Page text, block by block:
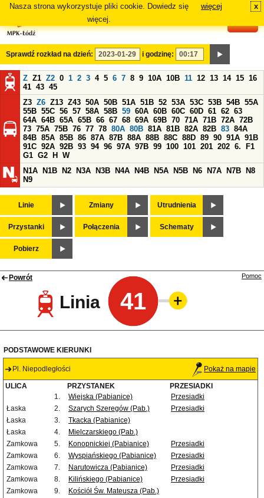
Nasza strona wykorzystuje pliki cookie. Dowiedz się
więcej.
więcej x
Sprawdź rozkład na dzień: i godzinę:
Z Z1 Z2 0 1 2 3 4 5 6 7 8 9 10A 10B 11 12 13 14 15 16
41 43 45
Z3 Z6 Z13 Z43 50A 50B 51A 51B 52 53A 53C 53B 54B 55A
55B 55C 56 57 58A 58B 59 60A 60B 60C 60D 61 62 63
64A 64B 65A 65B 66 67 68 69A 69B 70 71A 71B 72A 72B
73 75A 75B 76 77 78 80A 80B 81A 81B 82A 82B 83 84A
84B 85A 85B 86 87A 87B 88A 88B 88C 88D 89 90 91A 91B
91C 92A 92B 93 94 96 97A 97B 99 100 101 201 202 6.
F1
G1 G2 H
W
N1A
N1B N2 N3A N3B N4A N4B N5A N5B N6 N7A N7B
N8
N9
Linie Zmiany Utrudnienia
Przystanki Połączenia Schematy
Pobierz
Powrót
Linia 41
Pomoc
PODSTAWOWE KIERUNKI
Pl. Niepodległości Pokaż na mapie
ULICA PRZYSTANEK
PRZESIADKI
1.
Wiejska (Pabianice)
Przesiadki
Łaska
2. Szarych Szeregów (Pab.)
Przesiadki
Łaska
3.
Tkacka (Pabianice)
Łaska
4.
Mielczarskiego (Pab.)
Zamkowa
5. Konopnickiej (Pabianice)
Przesiadki
Zamkowa
6. Wyspiańskiego (Pabianice)
Przesiadki
Zamkowa
7. Narutowicza (Pabianice)
Przesiadki
Zamkowa
8. Kilińskiego (Pabianice)
Przesiadki
Zamkowa
9.
Kościół Św. Mateusza (Pab.)